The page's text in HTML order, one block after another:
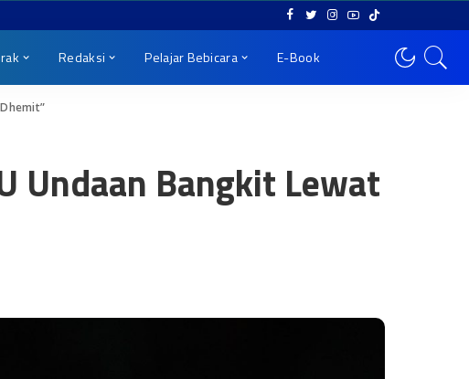
Redaksi Pelajar Bebicara E-Book
Undaan Bangkit Lewat